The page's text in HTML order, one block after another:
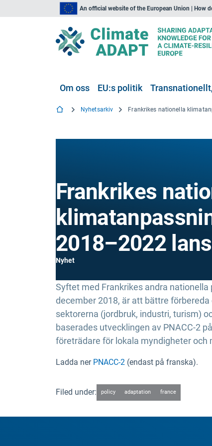
An official website of the European Union | How
Om oss EU:s politik
Nyhetsarkiv
Frankrikes
2018–2022
Nyhet
Syftet med Frankrikes andra
december 2018, är att bättre
sektorerna (jordbruk, industri, turism)
baserades utvecklingen av PNACC-2
företrädare för lokala myndigheter och
Ladda ner PNACC-2 (endast på franska).
Filed under: policy adaptation france